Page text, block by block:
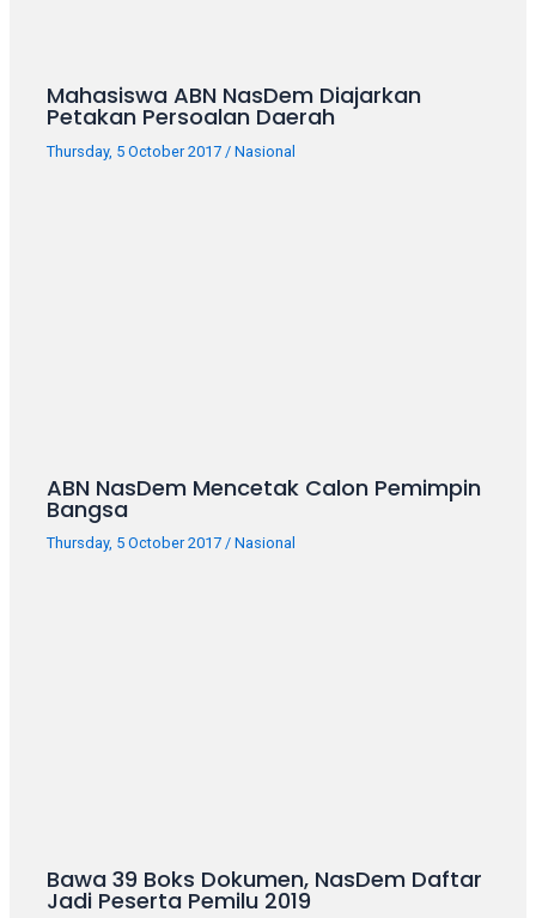
Mahasiswa ABN NasDem Diajarkan
Petakan Persoalan Daerah
Thursday, 5 October 2017 /Nasional
ABN NasDem Mencetak Calon Pemimpin
Bangsa
Thursday, 5 October 2017 /Nasional
Bawa 39 Boks Dokumen, NasDem Daftar
Jadi Peserta Pemilu 2019